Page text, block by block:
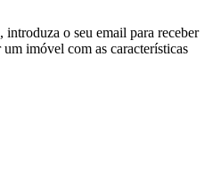
introduza o seu email para receber
imóvel com as características